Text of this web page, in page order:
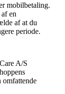
mobilbetaling.
en
af at du
periode.
A/S
omfattende